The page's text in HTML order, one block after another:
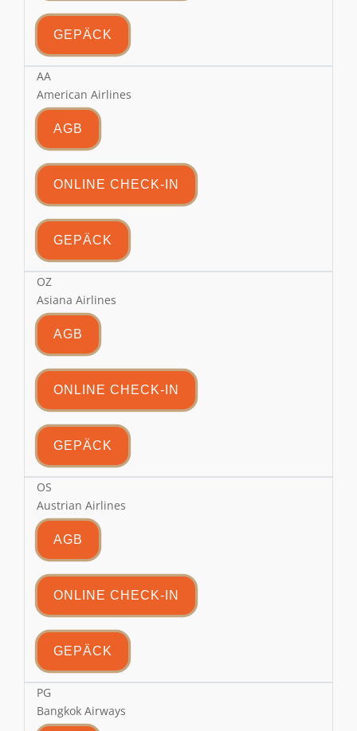
GEPÄCK
AA
American Airlines
AGB
ONLINE CHECK-IN
GEPÄCK
OZ
Asiana Airlines
AGB
ONLINE CHECK-IN
GEPÄCK
OS
Austrian Airlines
AGB
ONLINE CHECK-IN
GEPÄCK
PG
Bangkok Airways